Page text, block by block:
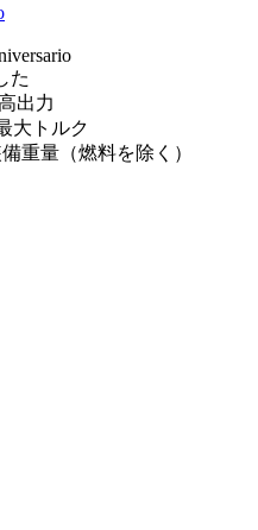
た
出力
大トルク
重量（燃料を除く）